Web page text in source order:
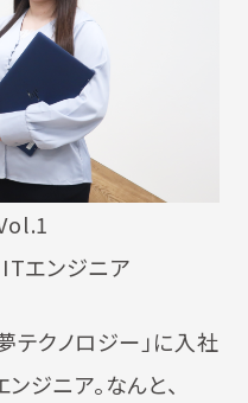
エンジニア
テクノロジー」に入社
ジニア。なんと、